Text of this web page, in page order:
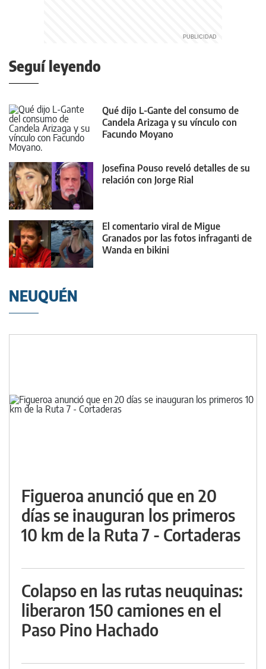
Seguí leyendo
Qué dijo L-Gante del consumo de
Candela Arizaga y su vínculo con
Facundo Moyano
Josefina Pouso reveló detalles de su
relación con Jorge Rial
El comentario viral de Migue
Granados por las fotos infraganti de
Wanda en bikini
NEUQUÉN
Figueroa anunció que en 20
días se inauguran los primeros
10 km de la Ruta 7 - Cortaderas
Colapso en las rutas neuquinas:
liberaron 150 camiones en el
Paso Pino Hachado